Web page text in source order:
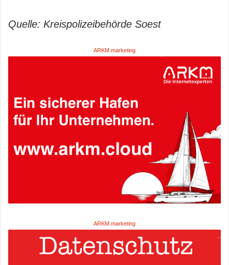
Quelle: Kreispolizeibehörde Soest
ARKM.marketing
ARKM.marketing